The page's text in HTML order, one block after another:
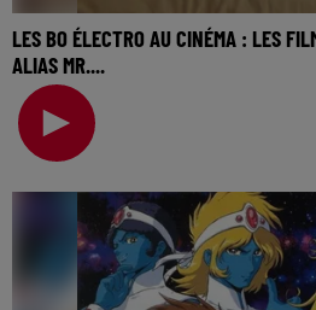
LES BO ÉLECTRO AU CINÉMA : LES
ALIAS MR....
La music story du jour c’est celle
cinéma… Une semaine à parler